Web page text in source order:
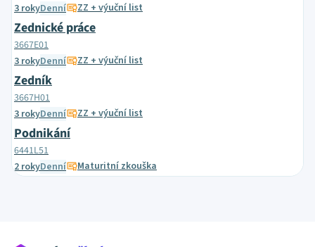
3 rokyDenní ZZ + výuční list
Zednické práce
3667E01
3 rokyDenní ZZ + výuční list
Zedník
3667H01
3 rokyDenní ZZ + výuční list
Podnikání
6441L51
2 rokyDenní Maturitní zkouška